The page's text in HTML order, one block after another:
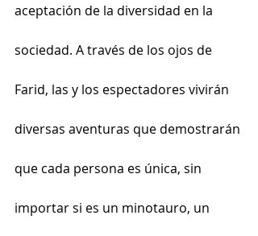
aceptación de la diversidad en la
sociedad. A través de los ojos de
Farid, las y los espectadores vivirán
diversas aventuras que demostrarán
que cada persona es única, sin
importar si es un minotauro, un